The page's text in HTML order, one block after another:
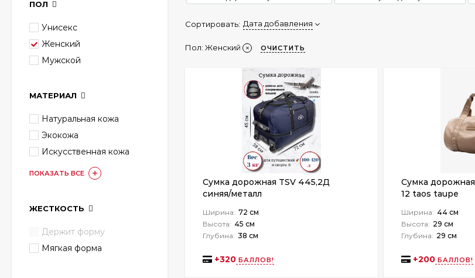
Сортировать: Дата добавления
Пол: Женский ОЧИСТИТЬ
Сумка дорожная TSV 445,2Д
синяя/металл
Ширина: 72 см
Высота: 45 см
Глубина: 38 см
+320 БАЛЛОВ!
Сумка
12 taos taupe
Ширина: 44 см
Высота: 29 см
Глубина: 29 см
+200 БАЛЛОВ!
ПОЛ
Унисекс
Женский
Мужской
МАТЕРИАЛ
Натуральная кожа
Экокожа
Искусственная кожа
ПОКАЗАТЬ ВСЕ
ЖЕСТКОСТЬ
Держит форму
Мягкая форма